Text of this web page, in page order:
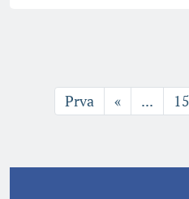
Prva « ... 15